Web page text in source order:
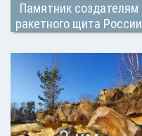
Памятник создателям
ракетного щита России